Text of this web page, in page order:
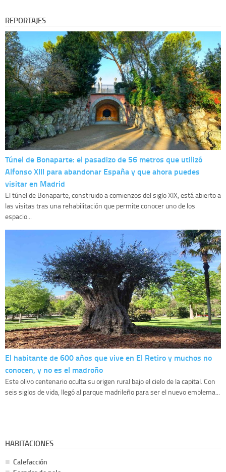
REPORTAJES
Túnel de Bonaparte: el pasadizo de 56 metros que utilizó
Alfonso XIII para abandonar España y que ahora puedes
visitar en Madrid
El túnel de Bonaparte, construido a comienzos del siglo XIX, está abierto a
las visitas tras una rehabilitación que permite conocer uno de los
espacio...
El habitante de 600 años que vive en El Retiro y muchos no
conocen, y no es el madroño
Este olivo centenario oculta su origen rural bajo el cielo de la capital. Con
seis siglos de vida, llegó al parque madrileño para ser el nuevo emblema...
HABITACIONES
Calefacción